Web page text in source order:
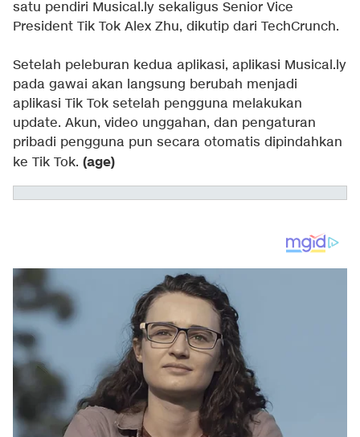
satu pendiri Musical.ly sekaligus Senior Vice
President Tik Tok Alex Zhu, dikutip dari TechCrunch.
Setelah peleburan kedua aplikasi, aplikasi Musical.ly
pada gawai akan langsung berubah menjadi
aplikasi Tik Tok setelah pengguna melakukan
update. Akun, video unggahan, dan pengaturan
pribadi pengguna pun secara otomatis dipindahkan
ke Tik Tok. (age)